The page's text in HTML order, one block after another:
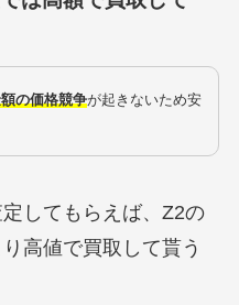
の価格競争が起きないため安
してもらえば、Z2の
高値で買取して貰う